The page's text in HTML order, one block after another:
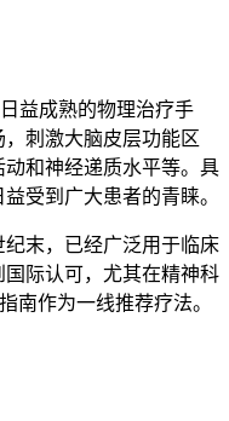
益成熟的物理治疗手
刺激大脑皮层功能区
和神经递质水平等。具
受到广大患者的青睐。
末，已经广泛用于临床
际认可，尤其在精神科
南作为一线推荐疗法。